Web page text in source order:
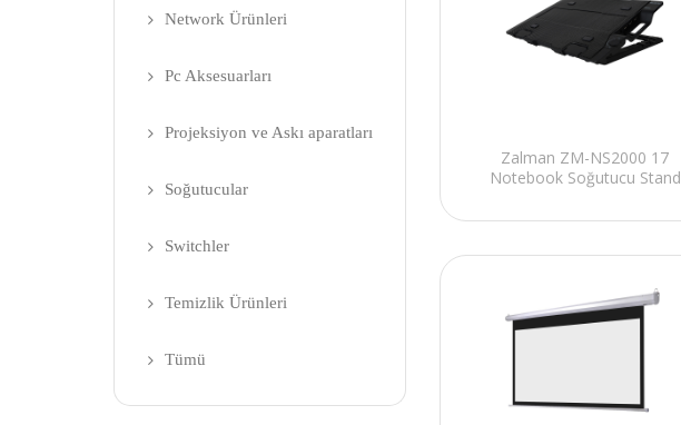
Network Ürünleri
Pc Aksesuarları
Projeksiyon ve Askı aparatları
Soğutucular
Switchler
Temizlik Ürünleri
Tümü
Zalman ZM-NS2000 17
Notebook Soğutucu Stand